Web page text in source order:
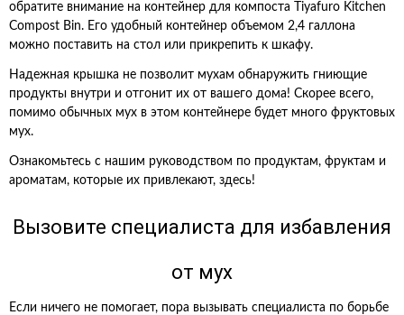
обратите внимание на контейнер для компоста Tiyafuro Kitchen
Compost Bin. Его удобный контейнер объемом 2,4 галлона
можно поставить на стол или прикрепить к шкафу.
Надежная крышка не позволит мухам обнаружить гниющие
продукты внутри и отгонит их от вашего дома! Скорее всего,
помимо обычных мух в этом контейнере будет много фруктовых
мух.
Ознакомьтесь с нашим руководством по продуктам, фруктам и
ароматам, которые их привлекают, здесь!
Вызовите специалиста для избавления
от мух
Если ничего не помогает, пора вызывать специалиста по борьбе